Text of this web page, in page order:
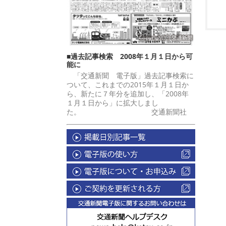
■過去記事検索 2008年１月１日から可
能に
「交通新聞 電子版」過去記事検索に
ついて、これまでの2015年１月１日か
ら、新たに７年分を追加し、「2008年
１月１日から」に拡大しまし
た。 交通新聞社